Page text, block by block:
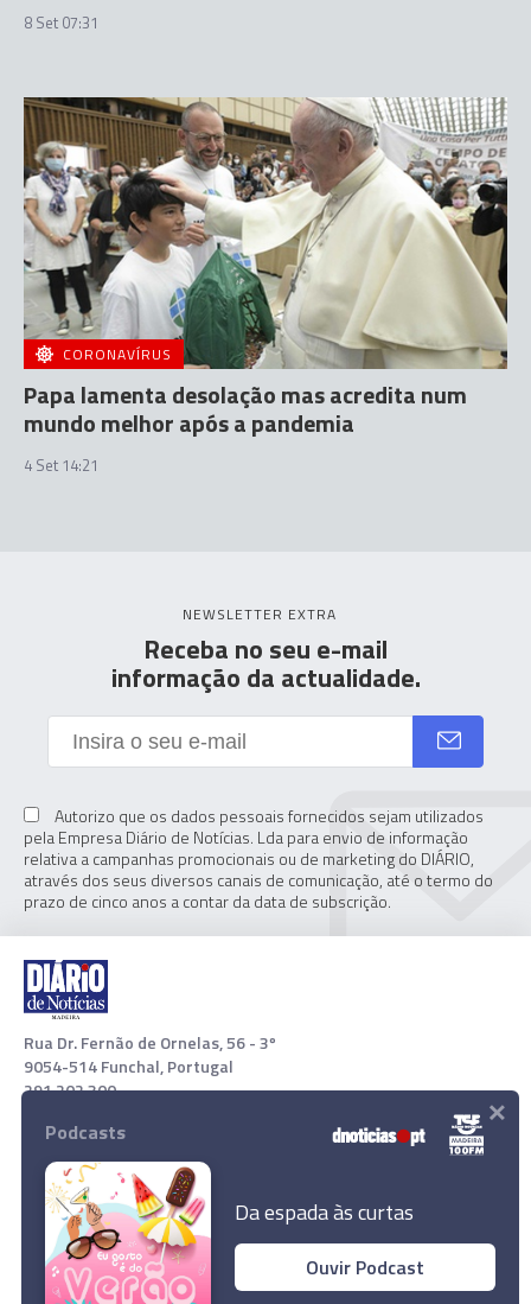
Papa pede a países que acolham afegãos que
8 Set 07:31
CORONAVÍRUS
Papa lamenta desolação mas acredita num
mundo melhor após a pandemia
4 Set 14:21
NEWSLETTER EXTRA
Receba no seu e-mail
informação da actualidade.
Autorizo que os dados pessoais fornecidos sejam utilizados
pela Empresa Diário de Notícias. Lda para envio de informação
relativa a campanhas promocionais ou de marketing do DIÁRIO,
através dos seus diversos canais de comunicação, até o termo do
prazo de cinco anos a contar da data de subscrição.
Rua Dr. Fernão de Ornelas, 56 - 3º
9054-514 Funchal, Portugal
291 202 300
Download App
Podcasts
Da espada às curtas
Ouvir Podcast
×